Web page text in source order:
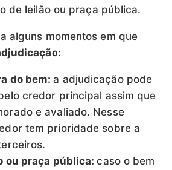
de leilão ou praça pública.
alguns momentos em que
:
do bem:a adjudicação pode
credor principal assim que
e avaliado. Nesse
tem prioridade sobre a
ou praça pública:caso o bem